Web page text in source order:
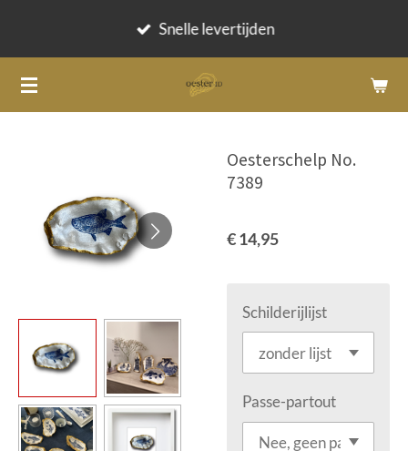
de
Snelle levertijden
Oesterschelp No.
7389
€ 14,95
Schilderijlijst
Passe-partout